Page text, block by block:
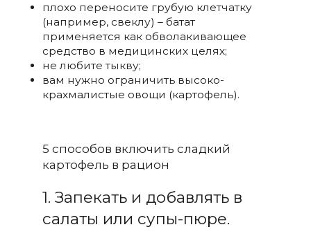
плохо переносите грубую клетчатку
(например, свеклу) – батат
применяется как обволакивающее
средство в медицинских целях;
не любите тыкву;
вам нужно ограничить высоко-
крахмалистые овощи (картофель).
5 способов включить сладкий
картофель в рацион
1. Запекать и добавлять в
салаты или супы-пюре.